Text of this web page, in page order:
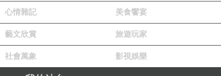
心情雜記 美食饗宴
藝文欣賞 旅遊玩家
社會萬象 影視娛樂